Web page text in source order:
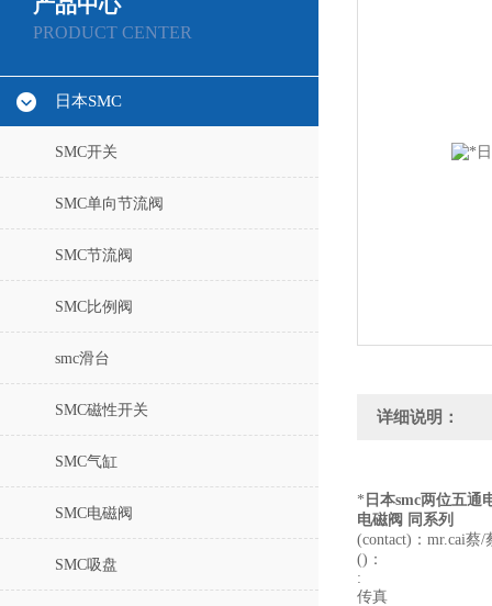
PRODUCT CENTER
日本SMC
SMC开关
SMC单向节流阀
SMC节流阀
SMC比例阀
smc滑台
SMC磁性开关
SMC气缸
SMC电磁阀
SMC吸盘
详细说明：
* 日本smc两位五通
电磁阀 同系列
(contact)：mr.cai蔡/
()：
:
传真